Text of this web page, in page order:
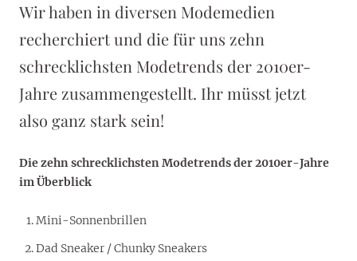
Wir haben in diversen Modemedien
recherchiert und die für uns zehn
schrecklichsten Modetrends der 2010er-
Jahre zusammengestellt. Ihr müsst jetzt
also ganz stark sein!
Die zehn schrecklichsten Modetrends der 2010er-Jahre
im Überblick
Mini-Sonnenbrillen
Dad Sneaker / Chunky Sneakers